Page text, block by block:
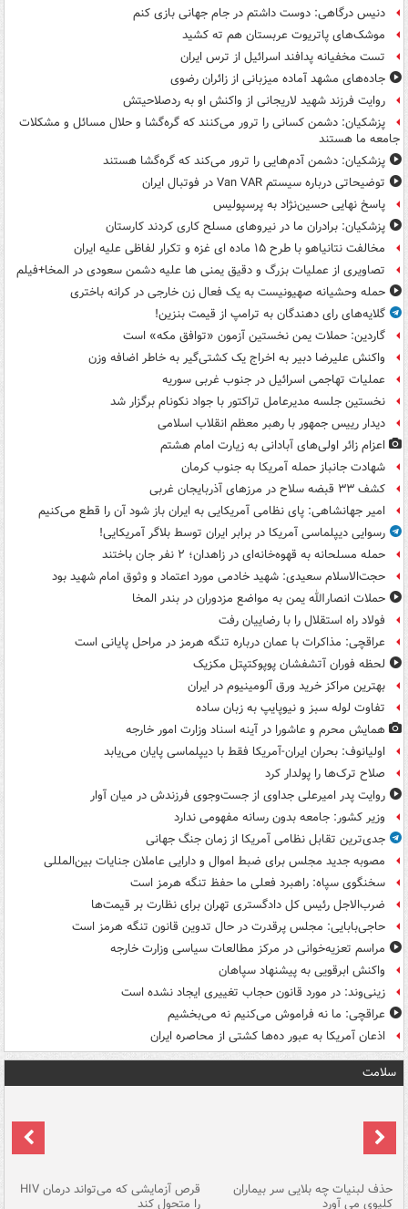
دنیس درگاهی: دوست داشتم در جام جهانی بازی کنم
موشک‌های پاتریوت عربستان هم ته‌ کشید
تست مخفیانه پدافند اسرائیل از ترس ایران
جاده‌های مشهد آماده میزبانی از زائران رضوی
روایت فرزند شهید لاریجانی از واکنش او به ردصلاحیتش
پزشکیان: دشمن کسانی را ترور می‌کنند که گره‌گشا و حلال مسائل و مشکلات
جامعه ما هستند
پزشکیان: دشمن آدم‌هایی را ترور می‌کند که گره‌گشا هستند
توضیحاتی درباره سیستم Van VAR در فوتبال ایران
پاسخ نهایی حسین‌نژاد به پرسپولیس
پزشکیان: برادران ما در نیروهای مسلح کاری کردند کارستان
مخالفت نتانیاهو با طرح ۱۵ ماده ای غزه و تکرار لفاظی علیه ایران
تصاویری از عملیات بزرگ و دقیق یمنی ها علیه دشمن سعودی در المخا+فیلم
حمله وحشیانه صهیونیست به یک فعال زن خارجی در کرانه باختری
گلایه‌های رای دهندگان به ترامپ از قیمت بنزین!
گاردین: حملات یمن نخستین آزمون «توافق مکه» است
واکنش علیرضا دبیر به اخراج یک کشتی‌گیر به خاطر اضافه وزن
عملیات تهاجمی اسرائیل در جنوب غربی سوریه
نخستین جلسه مدیرعامل تراکتور با جواد نکونام برگزار شد
دیدار رییس جمهور با رهبر معظم انقلاب اسلامی
اعزام زائر اولی‌های آبادانی به زیارت امام هشتم
شهادت جانباز حمله آمریکا به جنوب کرمان
کشف ۳۳ قبضه سلاح در مرزهای آذربایجان غربی
امیر جهانشاهی: پای نظامی آمریکایی به ایران باز شود آن را قطع می‌کنیم
رسوایی دیپلماسی آمریکا در برابر ایران توسط بلاگر آمریکایی!
حمله مسلحانه به قهوه‌خانه‌ای در زاهدان؛ ۲ نفر جان باختند
حجت‌الاسلام سعیدی: شهید خادمی مورد اعتماد و وثوق امام شهید بود
حملات انصارالله یمن به مواضع مزدوران در بندر المخا
فولاد راه استقلال را با رضاییان رفت
عراقچی: مذاکرات با عمان درباره تنگه هرمز در مراحل پایانی است
لحظه فوران آتشفشان پوپوکتپتل مکزیک
بهترین مراکز خرید ورق آلومینیوم در ایران
تفاوت لوله سبز و نیوپایپ به زبان ساده
همایش محرم و عاشورا در آینه اسناد وزارت امور خارجه
اولیانوف: بحران ایران-آمریکا فقط با دیپلماسی پایان می‌یابد
صلاح ترک‌ها را پولدار کرد
روایت پدر امیرعلی جداوی از جست‌وجوی فرزندش در میان آوار
وزیر کشور: جامعه بدون رسانه مفهومی ندارد
جدی‌ترین تقابل نظامی آمریکا از زمان جنگ جهانی
مصوبه جدید مجلس برای ضبط اموال و دارایی عاملان جنایات بین‌المللی
سخنگوی سپاه: راهبرد فعلی ما حفظ تنگه هرمز است
ضرب‌الاجل رئیس کل دادگستری تهران برای نظارت بر قیمت‌ها
حاجی‌بابایی: مجلس پرقدرت در حال تدوین قانون تنگه هرمز است
مراسم تعزیه‌خوانی در مرکز مطالعات سیاسی وزارت خارجه
واکنش ابرقویی به پیشنهاد سپاهان
زینی‌وند: در مورد قانون حجاب تغییری ایجاد نشده است
عراقچی: ما نه فراموش می‌کنیم نه می‌بخشیم
اذعان آمریکا به عبور ده‌ها کشتی از محاصره ایران
سلامت
حذف لبنیات چه بلایی سر بیماران
کلیوی می آورد
قرص آزمایشی که می‌تواند درمان HIV
را متحول کند